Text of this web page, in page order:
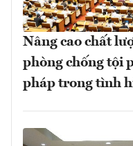
Nâng cao chất
phòng chống tội
pháp trong tình